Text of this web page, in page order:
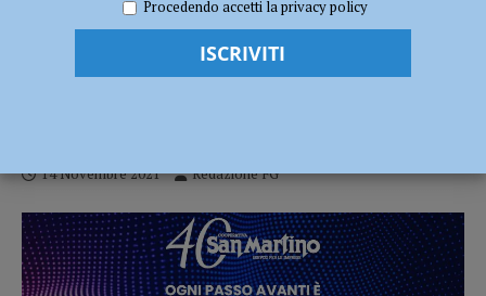
Manifestazione No Green Pass a Milano, anche un piacentino tra gli
Manifestazione No Green Pass a Milano,
14 Novembre 2021 Redazione FG
Procedendo accetti la privacy policy